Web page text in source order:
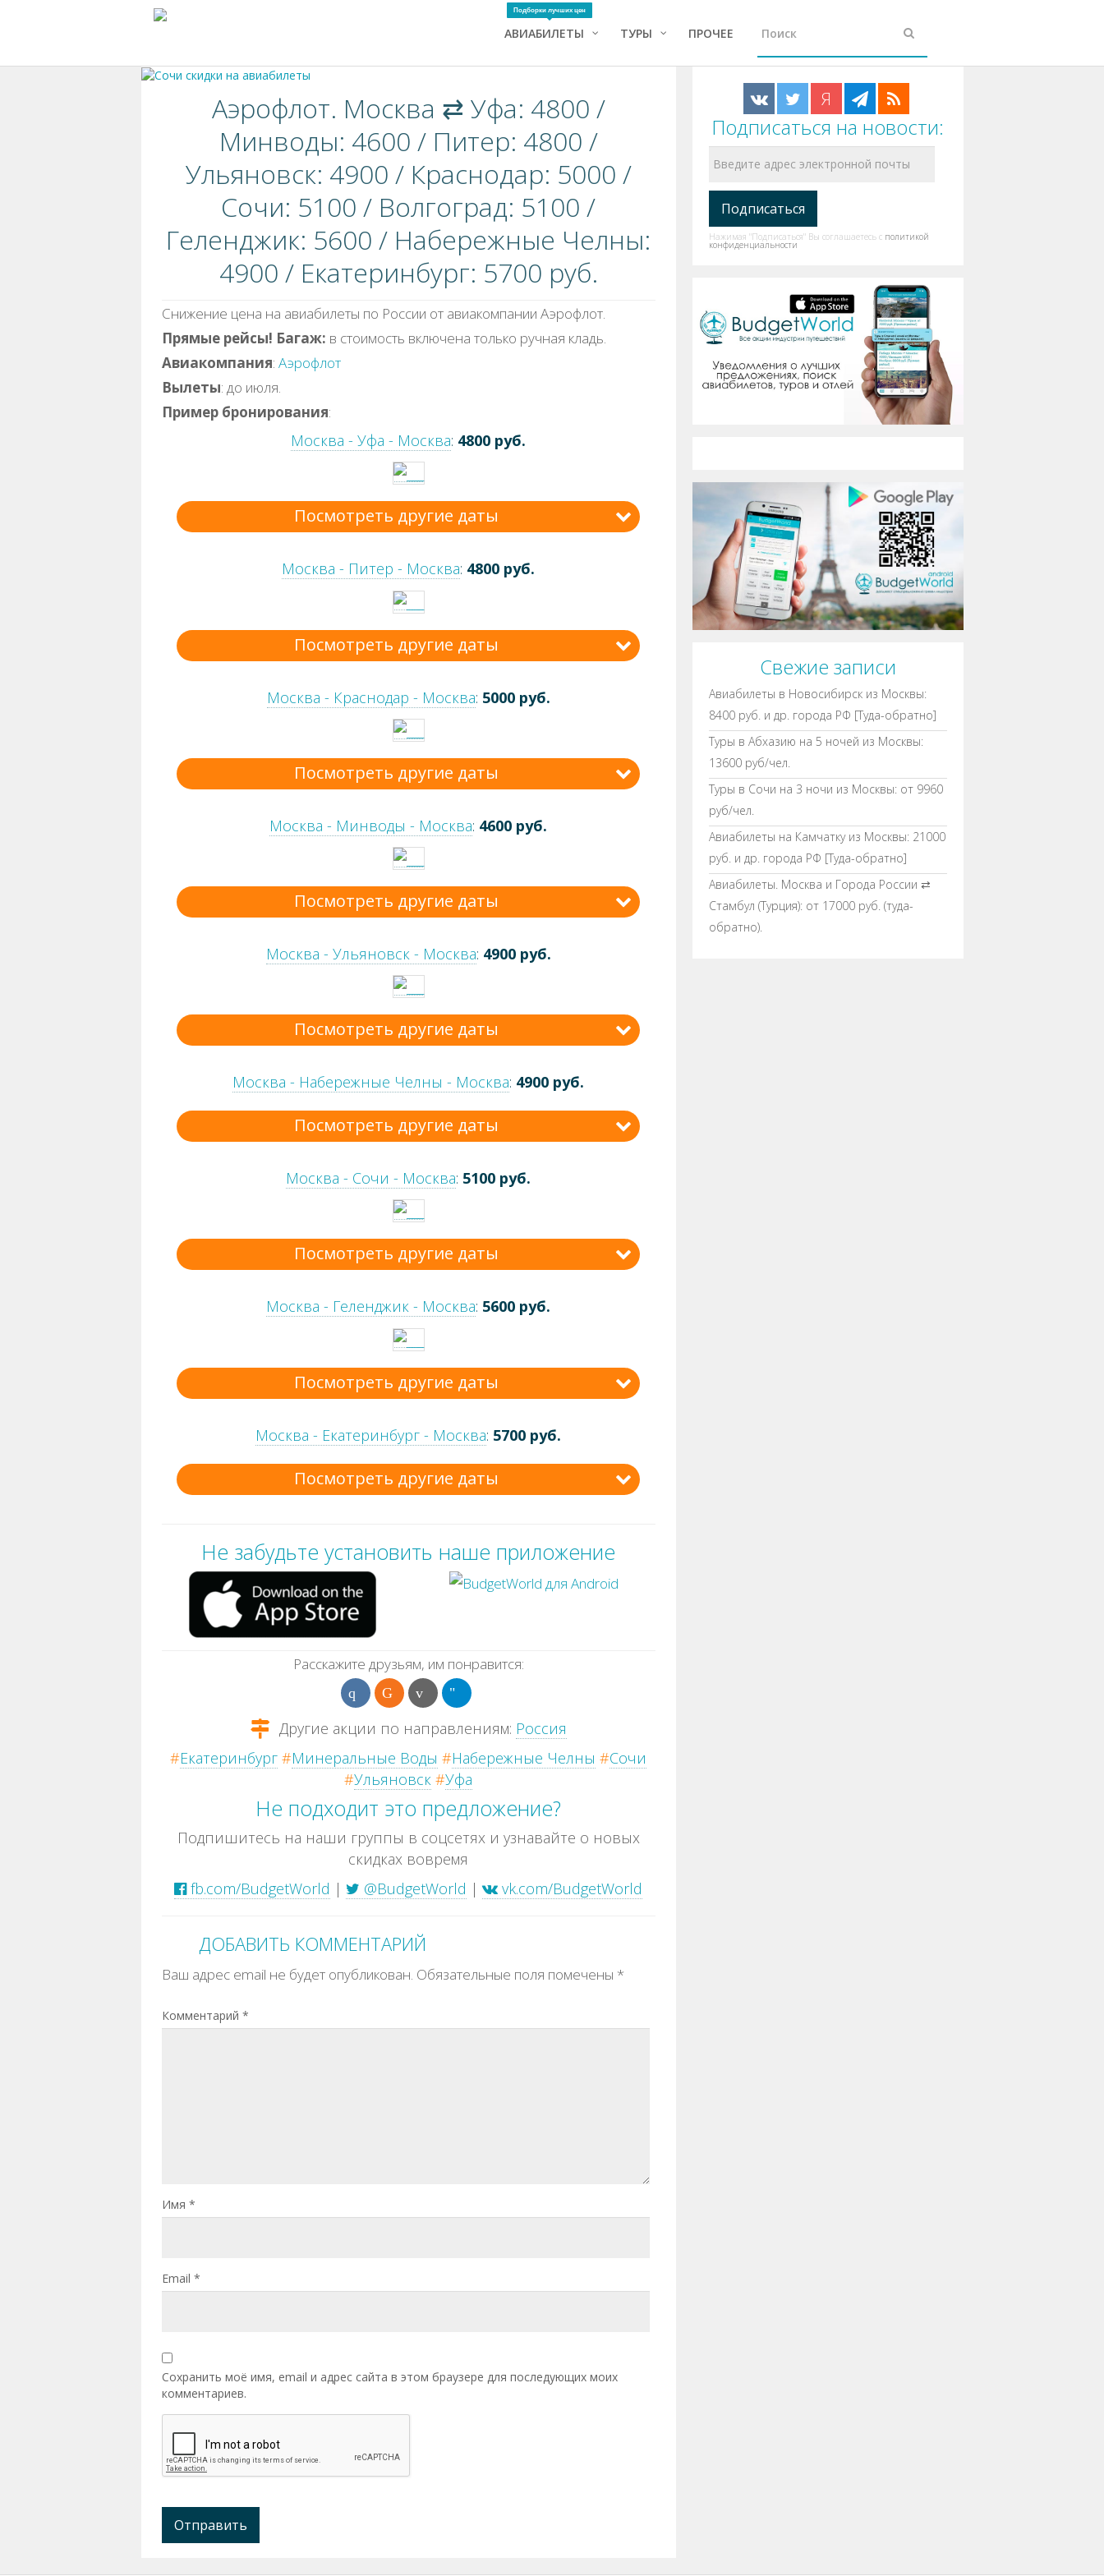
АВИАБИЛЕТЫ
Подборки лучших цен
ТУРЫ ПРОЧЕЕ
Аэрофлот. Москва ⇄ Уфа: 4800 /
Минводы: 4600 / Питер: 4800 /
Ульяновск: 4900 / Краснодар: 5000 /
Сочи: 5100 / Волгоград: 5100 /
Геленджик: 5600 / Набережные Челны:
4900 / Екатеринбург: 5700 руб.
Снижение цена на авиабилеты по России от авиакомпании Аэрофлот.
Прямые рейсы! Багаж: в стоимость включена только ручная кладь.
Авиакомпания: Аэрофлот
Вылеты: до июля.
Пример бронирования:
Москва - Уфа - Москва: 4800 руб.
Посмотреть другие даты
Москва - Питер - Москва: 4800 руб.
Посмотреть другие даты
Москва - Краснодар - Москва: 5000 руб.
Посмотреть другие даты
Москва - Минводы - Москва: 4600 руб.
Посмотреть другие даты
Москва - Ульяновск - Москва: 4900 руб.
Посмотреть другие даты
Москва - Набережные Челны - Москва: 4900 руб.
Посмотреть другие даты
Москва - Сочи - Москва: 5100 руб.
Посмотреть другие даты
Москва - Геленджик - Москва: 5600 руб.
Посмотреть другие даты
Москва - Екатеринбург - Москва: 5700 руб.
Посмотреть другие даты
Не забудьте установить наше приложение
Расскажите друзьям, им понравится:
Другие акции по направлениям: Россия
#Екатеринбург #Минеральные Воды #Набережные Челны #Сочи
#Ульяновск #Уфа
Не подходит это предложение?
Подпишитесь на наши группы в соцсетях и узнавайте о новых
скидках вовремя
fb.com/BudgetWorld | @BudgetWorld | vk.com/BudgetWorld
ДОБАВИТЬ КОММЕНТАРИЙ
Ваш адрес email не будет опубликован. Обязательные поля помечены *
Комментарий *
Имя *
Email *
Сохранить моё имя, email и адрес сайта в этом браузере для последующих моих
комментариев.
Я
Подписаться на новости:
Нажимая "Подписаться" Вы соглашаетесь с политикой
конфиденциальности
Свежие записи
Авиабилеты в Новосибирск из Москвы:
8400 руб. и др. города РФ [Туда-обратно]
Туры в Абхазию на 5 ночей из Москвы:
13600 руб/чел.
Туры в Сочи на 3 ночи из Москвы: от 9960
руб/чел.
Авиабилеты на Камчатку из Москвы: 21000
руб. и др. города РФ [Туда-обратно]
Авиабилеты. Москва и Города России ⇄
Стамбул (Турция): от 17000 руб. (туда-
обратно).